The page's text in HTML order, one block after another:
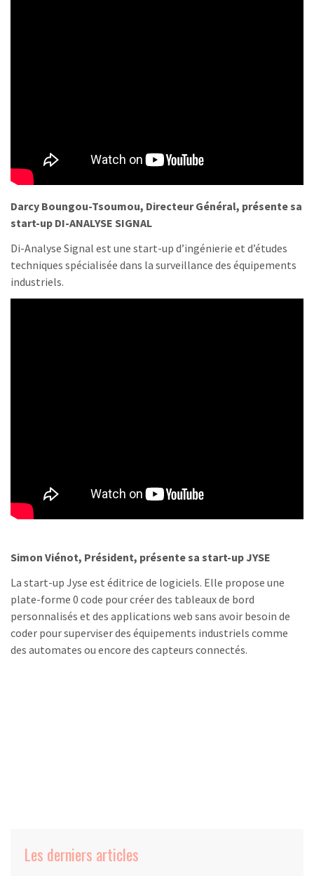
Darcy Boungou-Tsoumou, Directeur Général, présente sa
start-up DI-ANALYSE SIGNAL
Di-Analyse Signal est une start-up d’ingénierie et d’études
techniques spécialisée dans la surveillance des équipements
industriels.
Simon Viénot, Président, présente sa start-up JYSE
La start-up Jyse est éditrice de logiciels. Elle propose une
plate-forme 0 code pour créer des tableaux de bord
personnalisés et des applications web sans avoir besoin de
coder pour superviser des équipements industriels comme
des automates ou encore des capteurs connectés.
Les derniers articles